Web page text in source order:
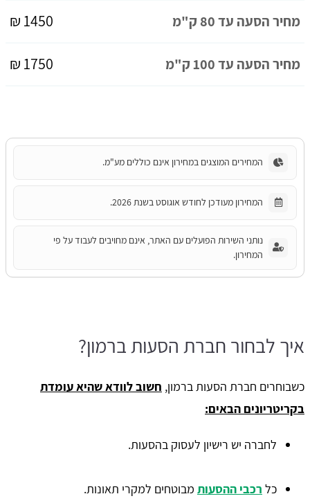
מחיר הסעה עד 80 ק"מ 1450 ₪
מחיר הסעה עד 100 ק"מ 1750 ₪
המחירים המוצגים במחירון אינם כוללים מע"מ.
המחירון מעודכן לחודש אוגוסט בשנת 2026.
נותני השירות הפועלים עם האתר, אינם מחויבים לעבוד על פי
המחירון.
איך לבחור חברת הסעות ברמון?
כשבוחרים חברת הסעות ברמון, חשוב לוודא שהיא עומדת
בקריטריונים הבאים:
לחברה יש רישיון לעסוק בהסעות.
כל רכבי ההסעות מבוטחים למקרי תאונות.